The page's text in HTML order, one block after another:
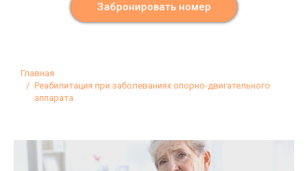
Забронировать номер
Вы здесь:
Главная
Реабилитация при заболеваниях опорно-двигательного
аппарата